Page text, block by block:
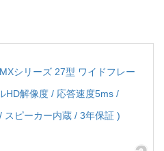
シリーズ 27型 ワイドフレー
HD解像度 / 応答速度5ms /
スピーカー内蔵 / 3年保証 )